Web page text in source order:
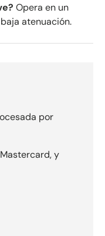
Opera en un
atenuación.
por
y